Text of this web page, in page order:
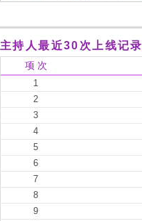
主持人最近30次上线记录
项 次
1
2
3
4
5
6
7
8
9